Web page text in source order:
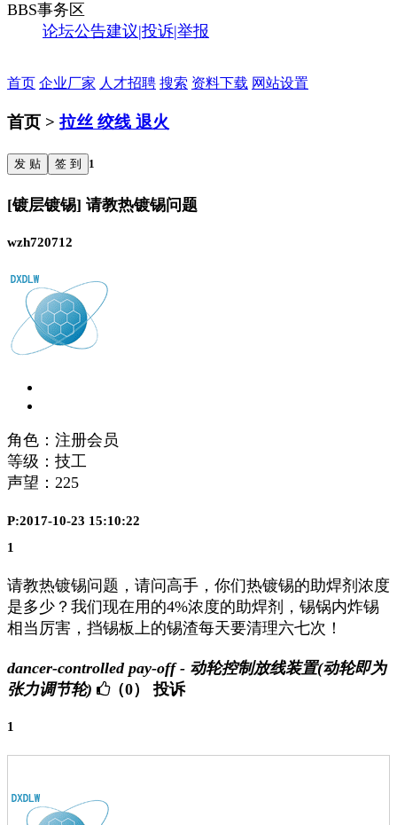
BBS事务区
论坛公告建议|投诉|举报
首页 企业厂家 人才招聘 搜索 资料下载 网站设置
首页 > 拉丝 绞线 退火
发 贴 签 到 1
[镀层镀锡] 请教热镀锡问题
wzh720712
角色：注册会员
等级：技工
声望： 225
P:2017-10-23 15:10:22
1
请教热镀锡问题，请问高手，你们热镀锡的助焊剂浓度
是多少？我们现在用的4%浓度的助焊剂，锡锅内炸锡
相当厉害，挡锡板上的锡渣每天要清理六七次！
dancer-controlled pay-off - 动轮控制放线装置(动轮即为
张力调节轮)
（0） 投诉
1